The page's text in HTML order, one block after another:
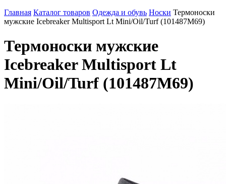
Главная Каталог товаров Одежда и обувь Носки Термоноски
мужские Icebreaker Multisport Lt Mini/Oil/Turf (101487M69)
Термоноски мужские
Icebreaker Multisport Lt
Mini/Oil/Turf (101487M69)